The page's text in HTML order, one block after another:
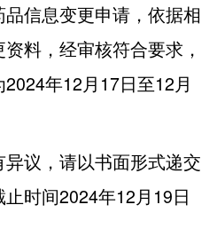
信息变更申请，依据相
料，经审核符合要求，
年12月17日至12月
议，请以书面形式递交
时间2024年12月19日